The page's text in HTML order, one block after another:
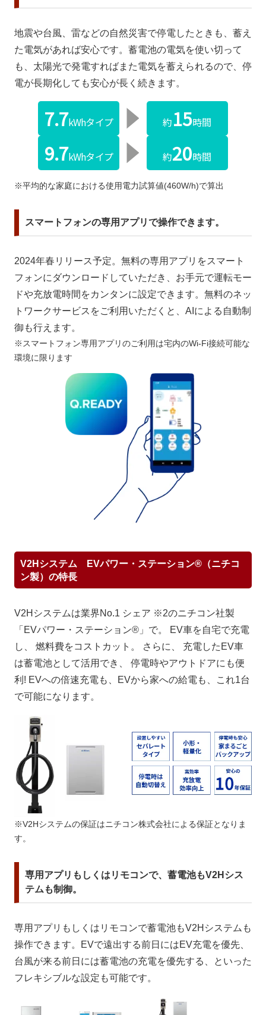
地震や台風、雷などの自然災害で停電したときも、蓄え
た電気があれば安心です。蓄電池の電気を使い切って
も、太陽光で発電すればまた電気を蓄えられるので、停
電が長期化しても安心が長く続きます。
7.7kWhタイプ 約15時間
9.7kWhタイプ 約20時間
※平均的な家庭における使用電力試算値(460W/h)で算出
スマートフォンの専用アプリで操作できます。
2024年春リリース予定。無料の専用アプリをスマート
フォンにダウンロードしていただき、お手元で運転モー
ドや充放電時間をカンタンに設定できます。無料のネッ
トワークサービスをご利用いただくと、AIによる自動制
御も行えます。
※スマートフォン専用アプリのご利用は宅内のWi-Fi接続可能な
環境に限ります
V2Hシステム EVパワー・ステーション®（ニチコ
ン製）の特長
V2Hシステムは業界No.1 シェア ※2のニチコン社製
「EVパワー・ステーション®」で。 EV車を自宅で充電
し、 燃料費をコストカット。 さらに、 充電したEV車
は蓄電池として活用でき、 停電時やアウトドアにも便
利! EVへの倍速充電も、EVから家への給電も、これ1台
で可能になります。
※V2Hシステムの保証はニチコン株式会社による保証となりま
す。
専用アプリもしくはリモコンで、蓄電池もV2Hシス
テムも制御。
専用アプリもしくはリモコンで蓄電池もV2Hシステムも
操作できます。EVで遠出する前日にはEV充電を優先、
台風が来る前日には蓄電池の充電を優先する、といった
フレキシブルな設定も可能です。